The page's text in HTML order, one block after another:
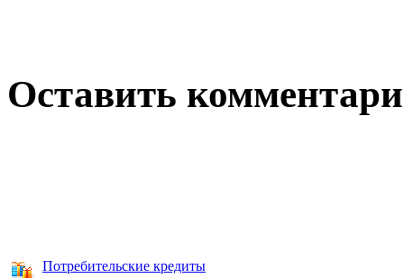
Оставить
Потребительские кредиты